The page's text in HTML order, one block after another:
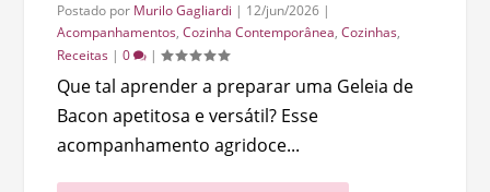
Postado por Murilo Gagliardi | 12/jun/2026 |
Acompanhamentos,Cozinha Contemporânea,Cozinhas,
Receitas |0 |
Que tal aprender a preparar uma Geleia de
Bacon apetitosa e versátil? Esse
acompanhamento agridoce...